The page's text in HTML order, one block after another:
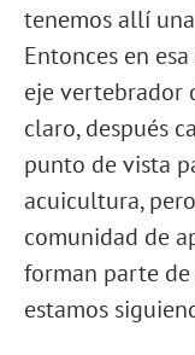
tenemos allí
Entonces en
eje vertebrador
claro, después
punto de vista
acuicultura,
comunidad de
forman parte
estamos